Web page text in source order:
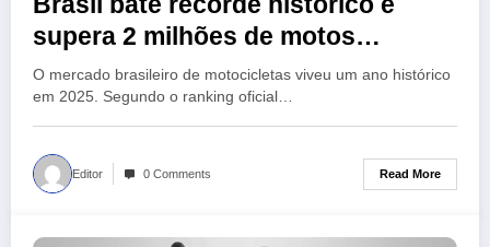
supera 2 milhões de motos
vendidas em 2025, confira as tops:
O mercado brasileiro de motocicletas viveu um ano histórico
em 2025. Segundo o ranking oficial…
Editor 0 Comments Read More